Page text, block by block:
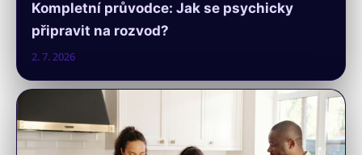
Kompletní průvodce: Jak se psychicky
připravit na rozvod?
2. 7. 2026